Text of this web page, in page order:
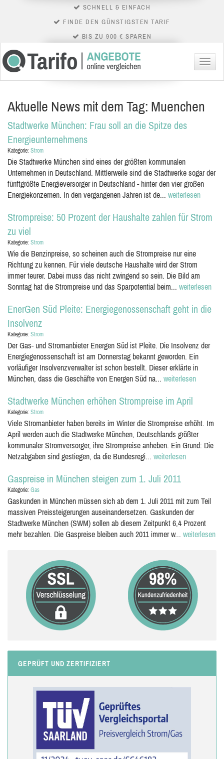
SCHNELL & EINFACH
FINDE DEN GÜNSTIGSTEN TARIF
BIS ZU 900 € SPAREN
Menü
Aktuelle News mit dem Tag: Muenchen
Stadtwerke München: Frau soll an die Spitze des
Energieunternehmens
Kategorie: Strom
Die Stadtwerke München sind eines der größten kommunalen
Unternehmen in Deutschland. Mittlerweile sind die Stadtwerke sogar der
fünftgrößte Energieversorger in Deutschland - hinter den vier großen
Energiekonzernen. In den vergangenen Jahren ist de... weiterlesen
Strompreise: 50 Prozent der Haushalte zahlen für Strom
zu viel
Kategorie: Strom
Wie die Benzinpreise, so scheinen auch die Strompreise nur eine
Richtung zu kennen. Für viele deutsche Haushalte wird der Strom
immer teurer. Dabei muss das nicht zwingend so sein. Die Bild am
Sonntag hat die Strompreise und das Sparpotential beim... weiterlesen
EnerGen Süd Pleite: Energiegenossenschaft geht in die
Insolvenz
Kategorie: Strom
Der Gas- und Stromanbieter Energen Süd ist Pleite. Die Insolvenz der
Energiegenossenschaft ist am Donnerstag bekannt geworden. Ein
vorläufiger Insolvenzverwalter ist schon bestellt. Dieser erklärte in
München, dass die Geschäfte von Energen Süd na... weiterlesen
Stadtwerke München erhöhen Strompreise im April
Kategorie: Strom
Viele Stromanbieter haben bereits im Winter die Strompreise erhöht. Im
April werden auch die Stadtwerke München, Deutschlands größter
kommunaler Stromversorger, ihre Strompreise anheben. Ein Grund: Die
Netzabgaben sind gestiegen, da die Bundesregi... weiterlesen
Gaspreise in München steigen zum 1. Juli 2011
Kategorie: Gas
Gaskunden in München müssen sich ab dem 1. Juli 2011 mit zum Teil
massiven Preissteigerungen auseinandersetzen. Gaskunden der
Stadtwerke München (SWM) sollen ab diesem Zeitpunkt 6,4 Prozent
mehr bezahlen. Die Gaspreise bleiben auch 2011 immer w... weiterlesen
GEPRÜFT UND ZERTIFIZIERT